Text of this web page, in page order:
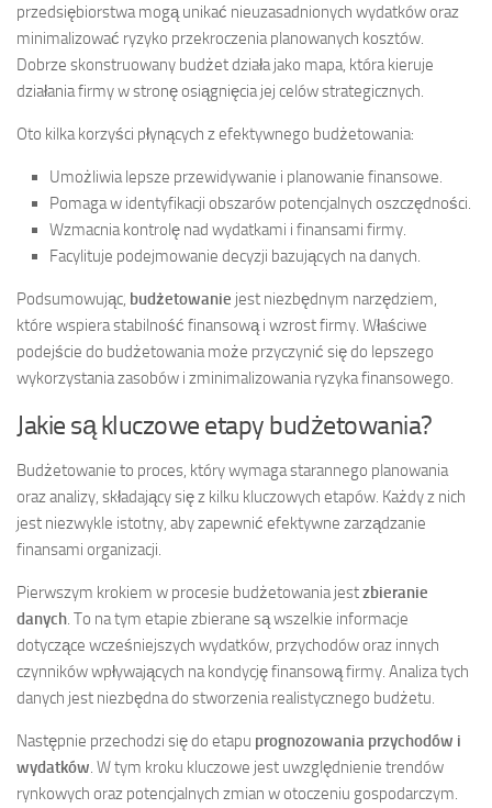
przedsiębiorstwa mogą unikać nieuzasadnionych wydatków oraz
minimalizować ryzyko przekroczenia planowanych kosztów.
Dobrze skonstruowany budżet działa jako mapa, która kieruje
działania firmy w stronę osiągnięcia jej celów strategicznych.
Oto kilka korzyści płynących z efektywnego budżetowania:
Umożliwia lepsze przewidywanie i planowanie finansowe.
Pomaga w identyfikacji obszarów potencjalnych oszczędności.
Wzmacnia kontrolę nad wydatkami i finansami firmy.
Facylituje podejmowanie decyzji bazujących na danych.
Podsumowując, budżetowanie jest niezbędnym narzędziem,
które wspiera stabilność finansową i wzrost firmy. Właściwe
podejście do budżetowania może przyczynić się do lepszego
wykorzystania zasobów i zminimalizowania ryzyka finansowego.
Jakie są kluczowe etapy budżetowania?
Budżetowanie to proces, który wymaga starannego planowania
oraz analizy, składający się z kilku kluczowych etapów. Każdy z nich
jest niezwykle istotny, aby zapewnić efektywne zarządzanie
finansami organizacji.
Pierwszym krokiem w procesie budżetowania jestzbieranie
danych. To na tym etapie zbierane są wszelkie informacje
dotyczące wcześniejszych wydatków, przychodów oraz innych
czynników wpływających na kondycję finansową firmy. Analiza tych
danych jest niezbędna do stworzenia realistycznego budżetu.
Następnie przechodzi się do etapu prognozowania przychodów i
wydatków. W tym kroku kluczowe jest uwzględnienie trendów
rynkowych oraz potencjalnych zmian w otoczeniu gospodarczym.